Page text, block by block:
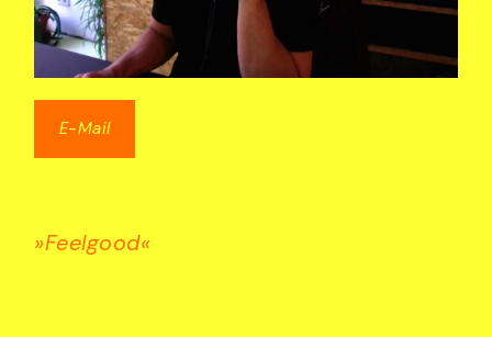
E-Mail
»Feelgood«